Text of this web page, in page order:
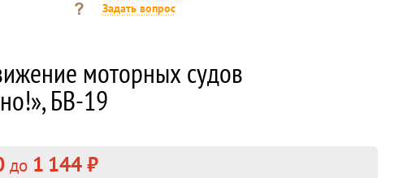
Задать вопрос
моторных судов
БВ-19
до 1 144 ₽